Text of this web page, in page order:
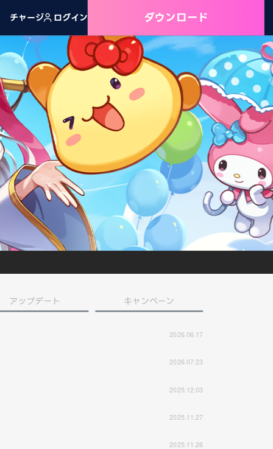
チャージ ログイン ダウンロード
アップデート キャンペーン
2026.06.17
2026.07.23
2025.12.03
2025.11.27
2025.11.26